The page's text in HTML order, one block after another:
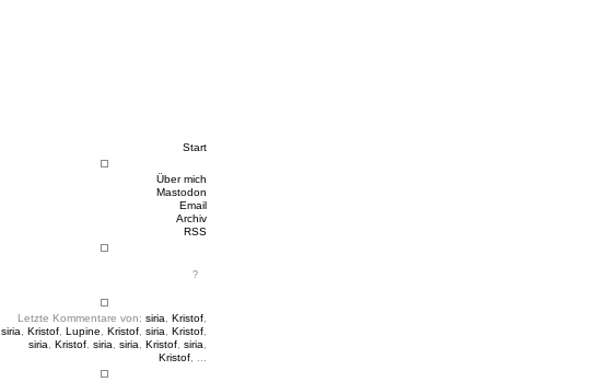
Start
Über mich
Mastodon
Email
Archiv
RSS
Letzte Kommentare von: siria Kristof
siria
Kristof Lupine Kristof siria Kristof
siria
Kristof siria siria Kristof siria
Kristof